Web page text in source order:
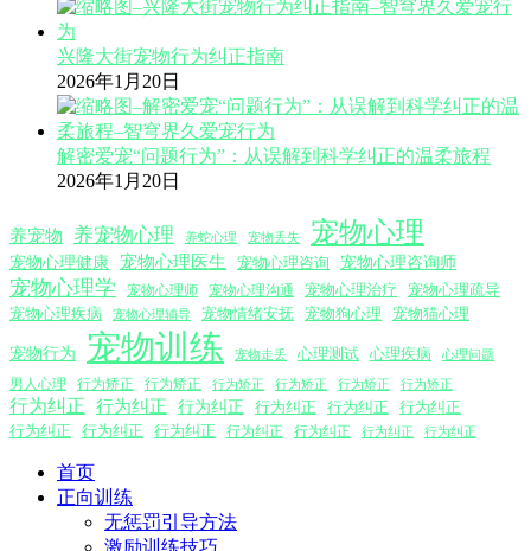
兴隆大街宠物行为纠正指南
2026年1月20日
解密爱宠“问题行为”：从误解到科学纠正的温柔旅程
2026年1月20日
养宠物 养宠物心理 养蛇心理 宠物丢失 宠物心理
宠物心理健康 宠物心理医生 宠物心理咨询 宠物心理咨询师
宠物心理学 宠物心理师 宠物心理沟通 宠物心理治疗
宠物心理疏导
宠物心理疾病
宠物心理辅导 宠物情绪安抚 宠物狗心理 宠物猫心理
宠物行为 宠物训练 宠物走丢 心理测试 心理疾病 心理问题
男人心理 行为矫正 行为矫正 行为矫正 行为矫正 行为矫正 行为矫正
行为纠正 行为纠正 行为纠正 行为纠正 行为纠正
行为纠正
行为纠正
行为纠正 行为纠正 行为纠正 行为纠正 行为纠正 行为纠正
首页
正向训练
无惩罚引导方法
激励训练技巧